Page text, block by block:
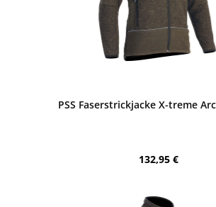
PSS Faserstrickjacke X-treme
Regulärer Preis:
132,95 €